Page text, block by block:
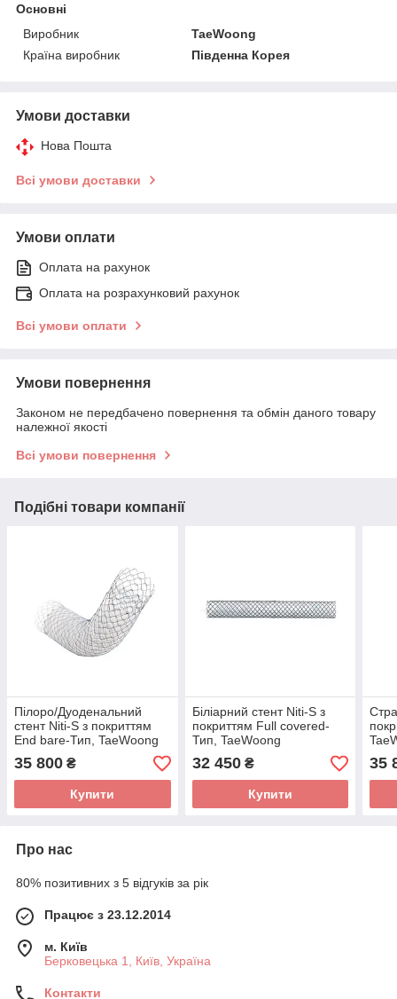
Основні
Виробник
TaeWoong
Країна виробник
Південна Корея
Умови доставки
Нова Пошта
Всі умови доставки
Умови оплати
Оплата на рахунок
Оплата на розрахунковий рахунок
Всі умови оплати
Умови повернення
Законом не передбачено повернення та обмін даного товару
належної якості
Всі умови повернення
Подібні товари компанії
Пілоро/Дуоденальний
стент Niti-S з покриттям
End bare-Тип, TaeWoong
35 800 ₴
Купити
Біліарний стент Niti-S з
покриттям Full covered-
Тип, TaeWoong
32 450₴
Купити
35
Про нас
80% позитивних з 5 відгуків за рік
Працює з 23.12.2014
м. Київ
Берковецька 1, Київ, Україна
Контакти